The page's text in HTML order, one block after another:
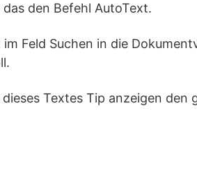
den Befehl AutoText.
Feld Suchen in die
Textes Tip anzeigen den